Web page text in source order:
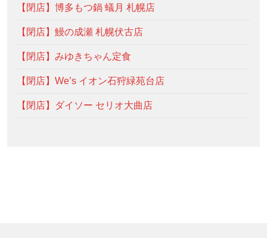
【閉店】博多もつ鍋 蟻月 札幌店
【閉店】鰻の成瀬 札幌伏古店
【閉店】みゆきちゃん定食
【閉店】We’s イオン石狩緑苑台店
【閉店】ダイソー セリオ大曲店